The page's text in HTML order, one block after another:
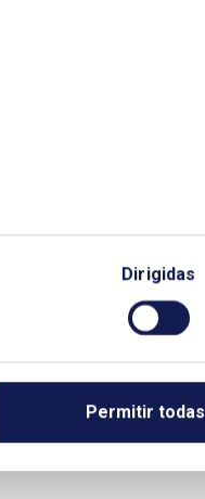
Dirigidas
Permitir todas